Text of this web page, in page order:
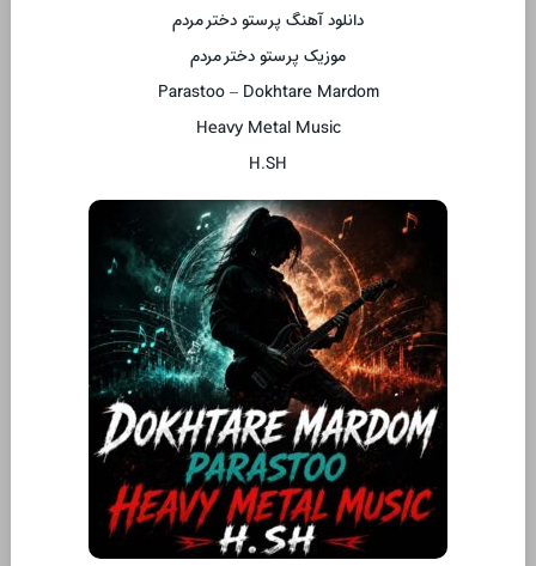
دانلود آهنگ پرستو دختر مردم
موزیک پرستو دختر مردم
Parastoo – Dokhtare Mardom
Heavy Metal Music
H.SH